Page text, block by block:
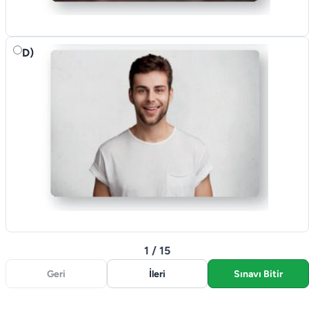
D)
Geri
1 / 15
İleri Sınavı Bitir